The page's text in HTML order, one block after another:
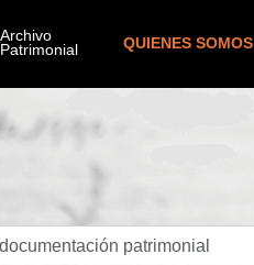
QUIENES SOMOS